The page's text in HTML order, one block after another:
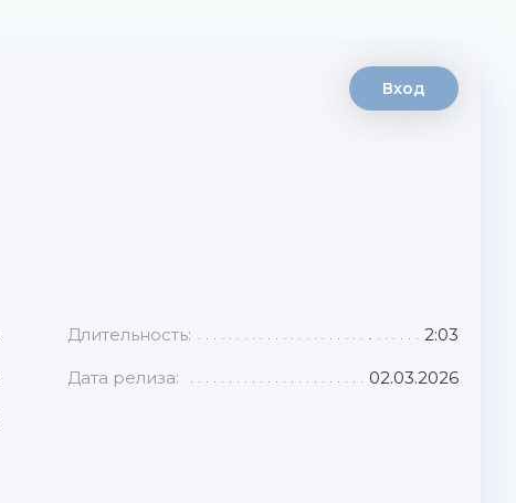
Вход
Длительность: 2:03
Дата релиза: 02.03.2026